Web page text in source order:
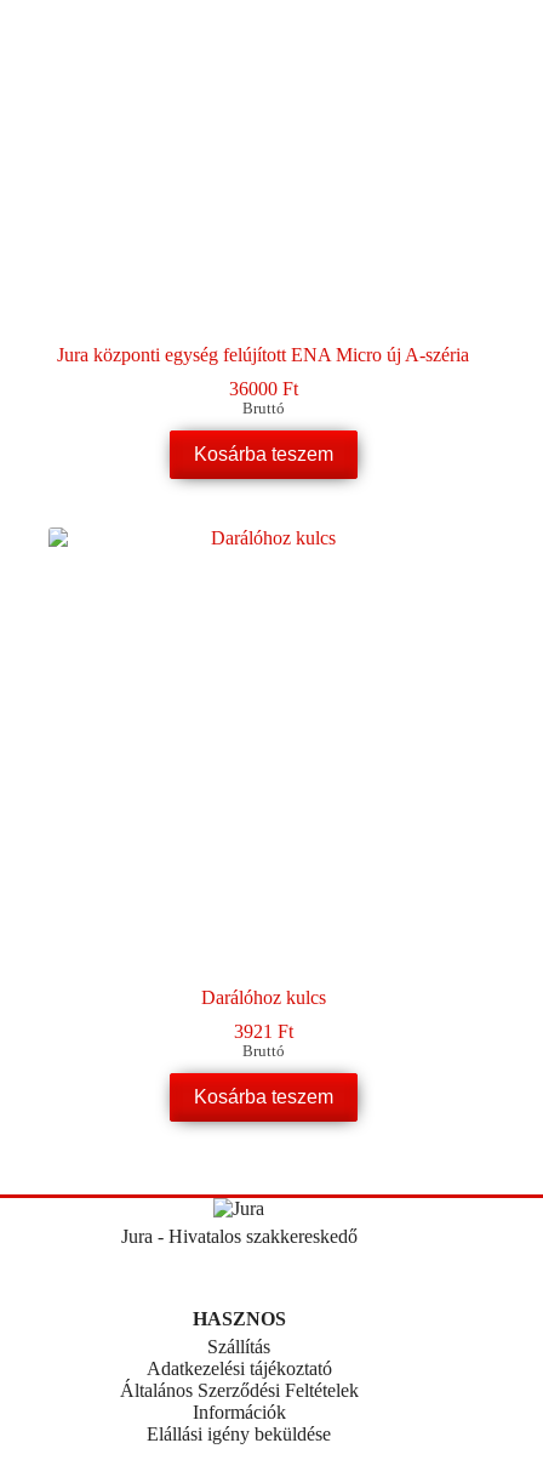
Jura központi egység felújított ENA Micro új A-széria
36000 Ft
Bruttó
Kosárba teszem
Darálóhoz kulcs
3921 Ft
Bruttó
Kosárba teszem
Jura - Hivatalos szakkereskedő
HASZNOS
Szállítás
Adatkezelési tájékoztató
Általános Szerződési Feltételek
Információk
Elállási igény beküldése